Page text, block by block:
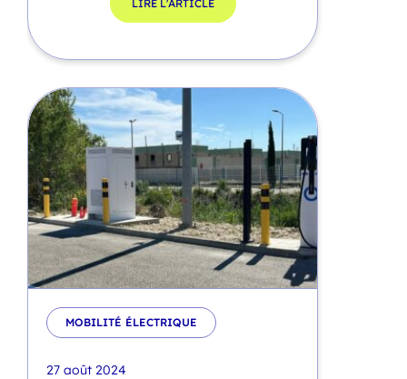
LIRE L'ARTICLE
MOBILITÉ ÉLECTRIQUE
27 août 2024